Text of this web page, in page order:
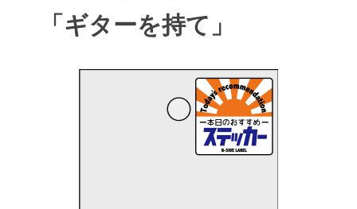
「ギターを持て」